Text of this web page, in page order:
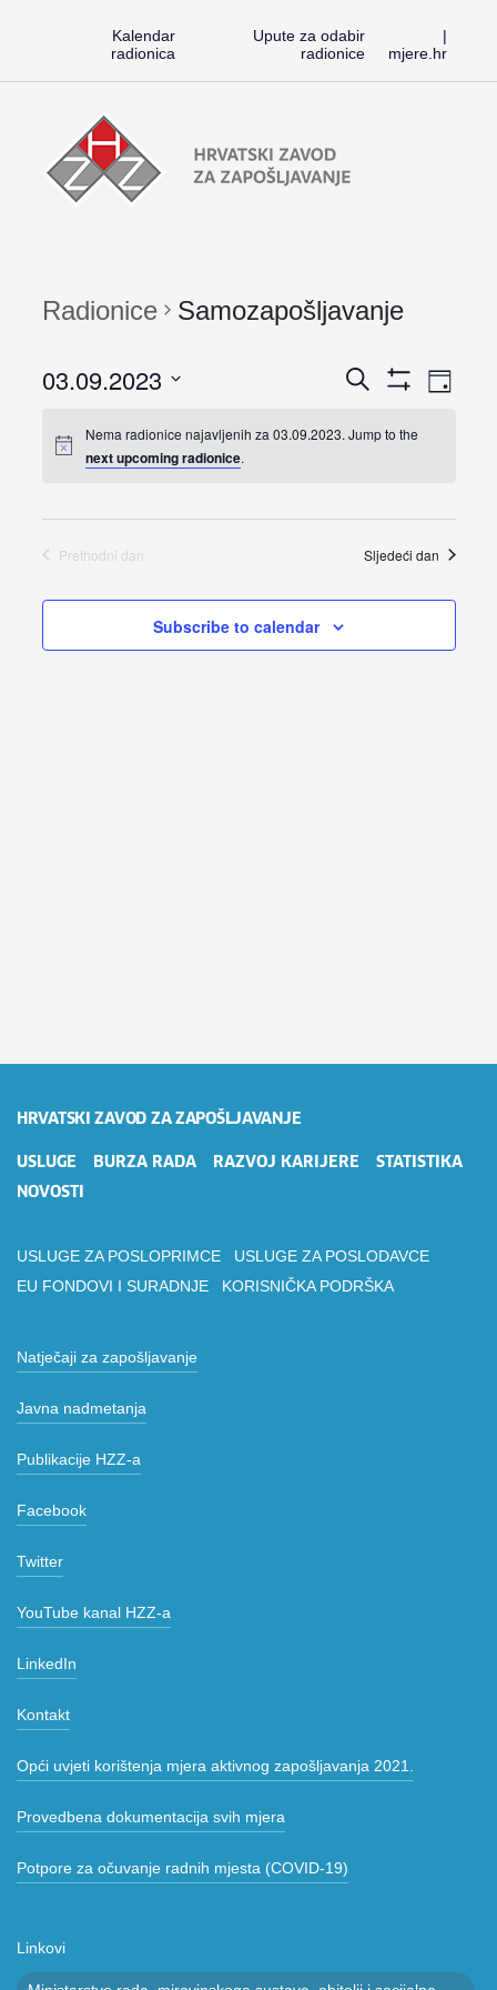
Kalendar
radionica
Upute za odabir
radionice
|
mjere.hr
Preskoči
na
sadržaj
Radionice
HZZ-
Radionice Samozapošljavanje
Search
Views
Search
PokažiDan
03.09.2023
datum.
Nema radionice najavljenih za 03.09.2023. Jump to the
next upcoming radionice.
Prethodni dan Sljedeći dan
Subscribe to calendar
HRVATSKI ZAVOD ZA ZAPOŠLJAVANJE
USLUGE BURZA RADA RAZVOJ KARIJERE
STATISTIKA
NOVOSTI
USLUGE ZA POSLOPRIMCE
USLUGE ZA POSLODAVCE
EU FONDOVI I SURADNJE
KORISNIČKA PODRŠKA
Natječaji za zapošljavanje
Javna nadmetanja
Publikacije HZZ-a
Facebook
Twitter
YouTube kanal HZZ-a
LinkedIn
Kontakt
Opći uvjeti korištenja mjera aktivnog zapošljavanja 2021.
Provedbena dokumentacija svih mjera
Potpore za očuvanje radnih mjesta (COVID-19)
Linkovi